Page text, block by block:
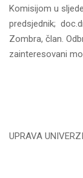
Komisijom u
predsjednik;
Zombra, član.
zainteresovani
UPRAVA